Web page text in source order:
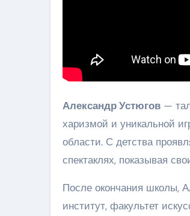
Александр Устюгов —
харизмой и уникальной
области. С детства
спектаклях, показывая
После окончания школы,
институт, факультет